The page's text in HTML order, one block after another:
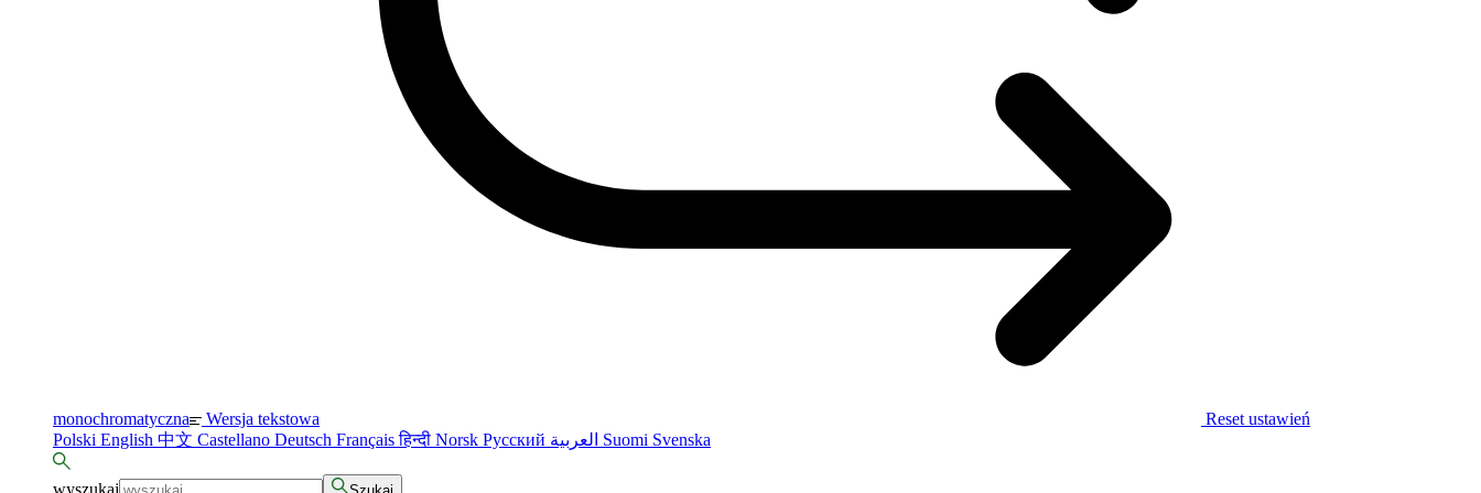
monochromatyczna Wersja tekstowa
Reset ustawień
Polski English 中文 Castellano Deutsch Françaisहिन्दी Norsk Русский Suomi Svenska
wyszukaj